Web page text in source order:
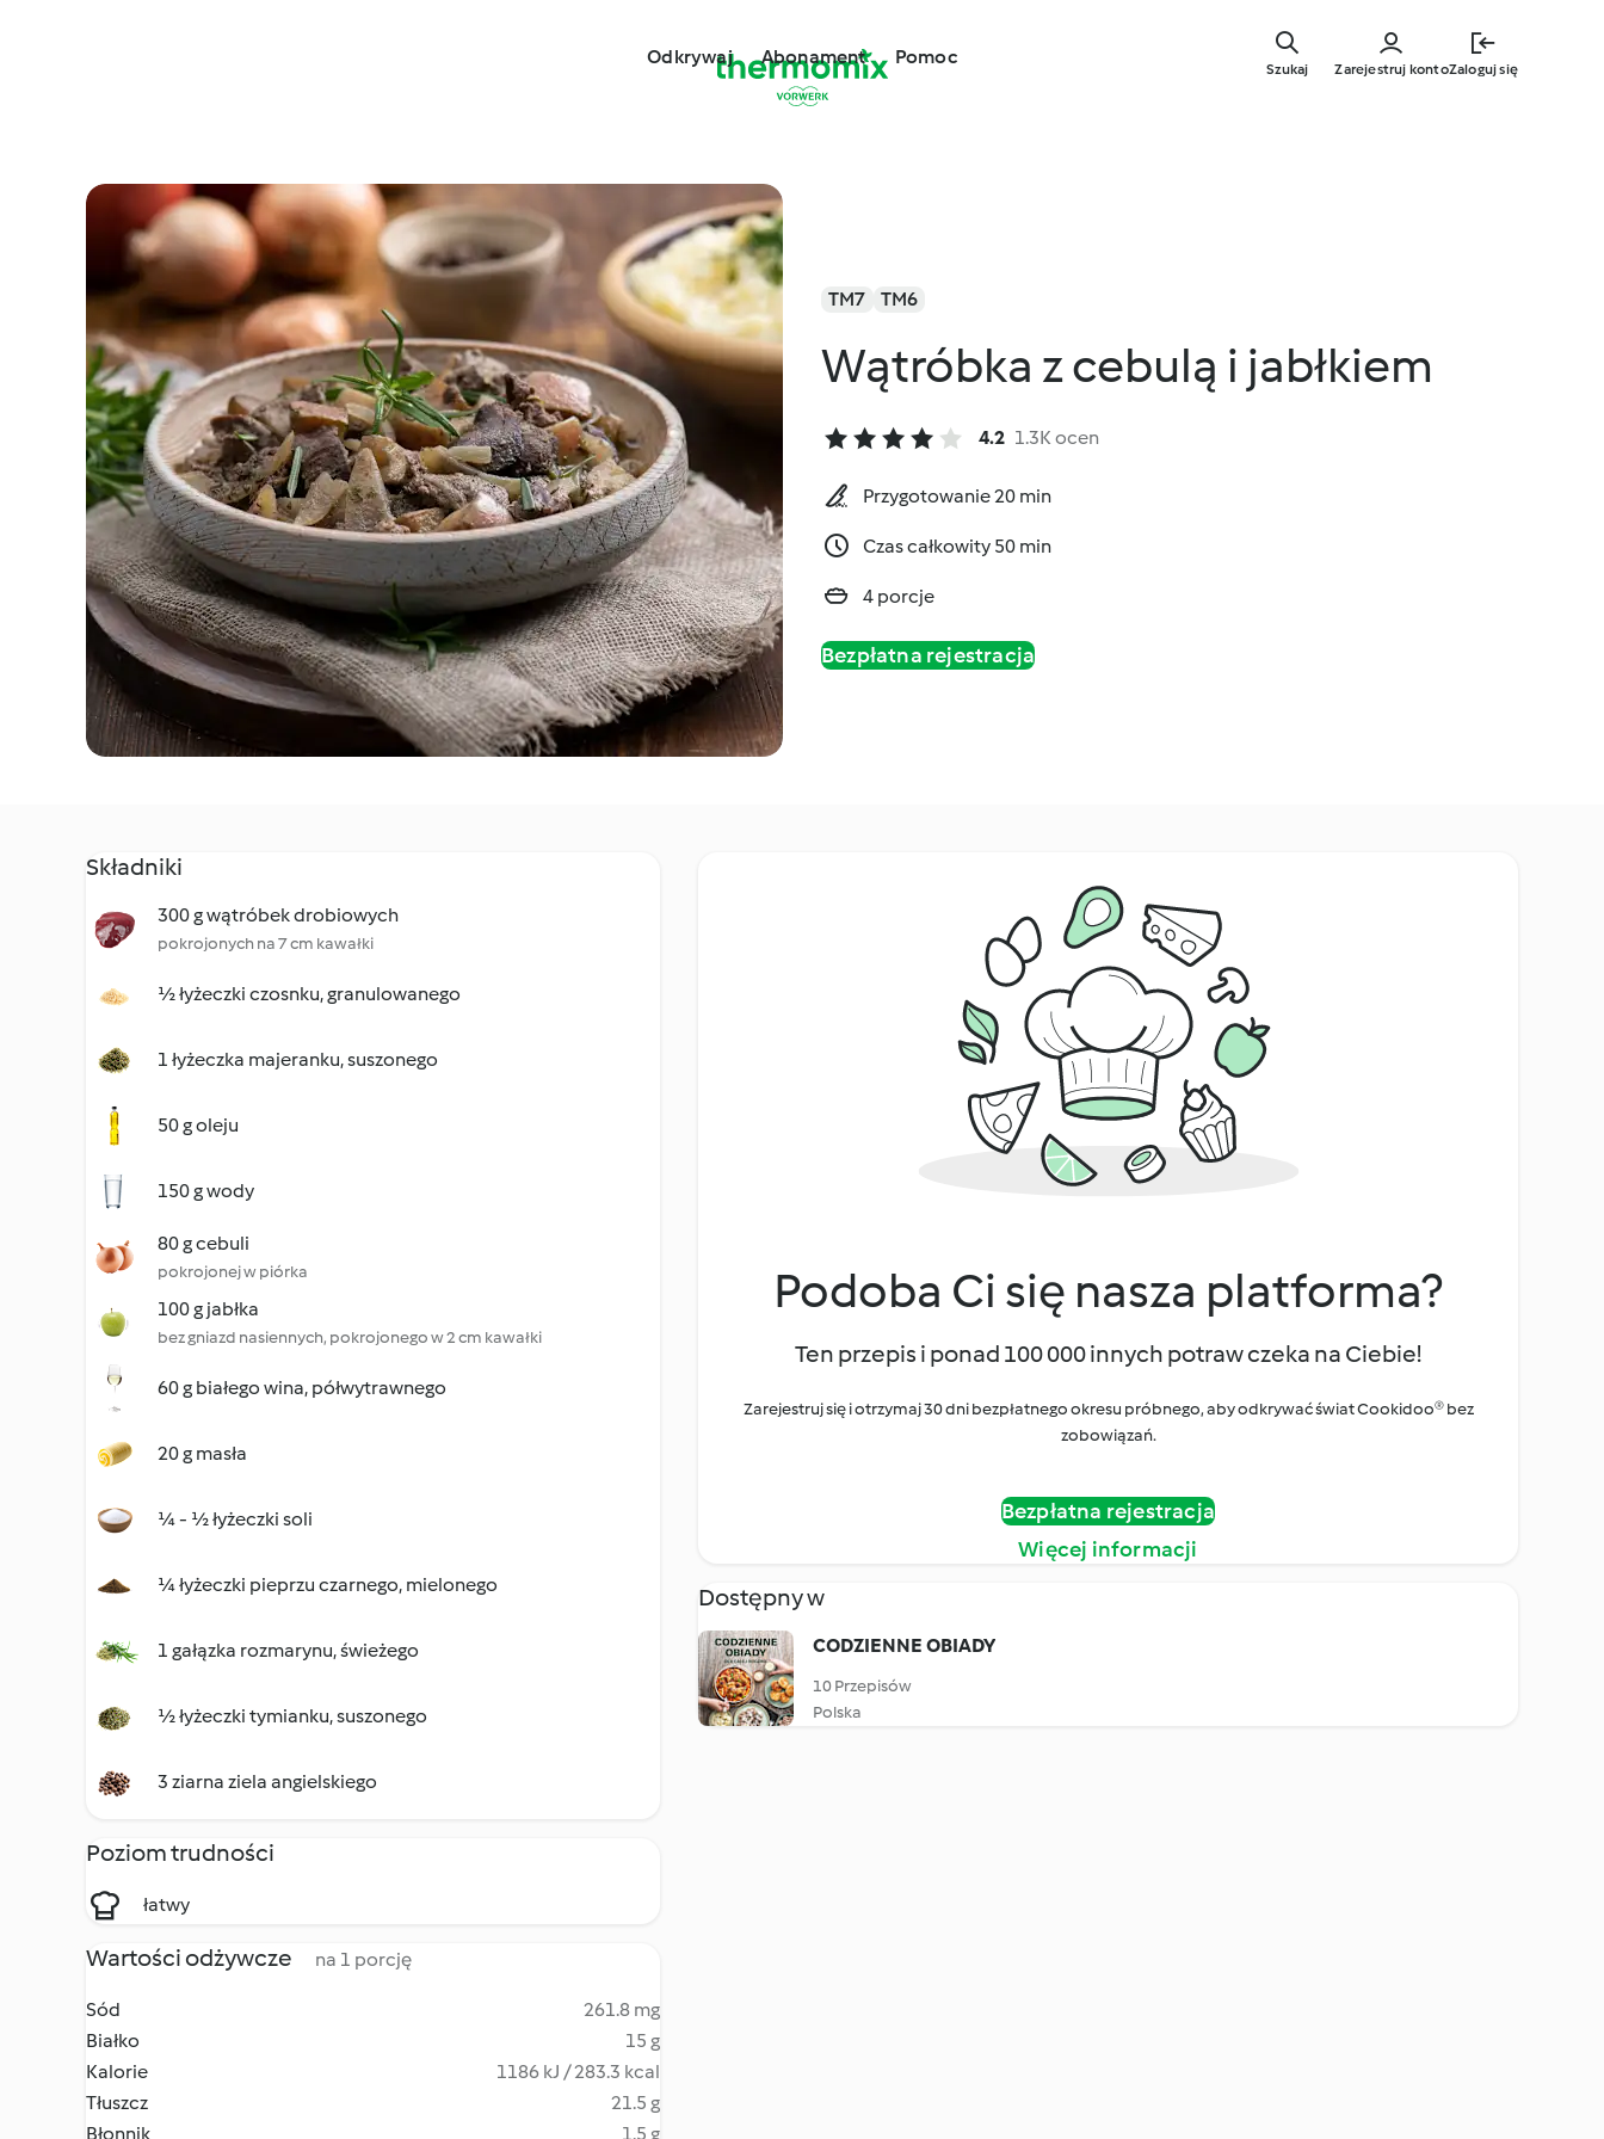
głównej
Odkrywaj Abonament Pomoc
Zarejestruj kontoZaloguj się
Szukaj
TM7 TM6
Wątróbka z cebulą i jabłkiem
4.2 1.3K ocen
Przygotowanie 20 min
Czas całkowity 50 min
4 porcje
Bezpłatna rejestracja
Składniki
300 g wątróbek drobiowych
pokrojonych na 7 cm kawałki
½ łyżeczki czosnku, granulowanego
1 łyżeczka majeranku, suszonego
50 g oleju
150 g wody
80 g cebuli
pokrojonej w piórka
100 g jabłka
bez gniazd nasiennych, pokrojonego w 2 cm kawałki
60 g białego wina, półwytrawnego
20 g masła
¼ - ½ łyżeczki soli
¼ łyżeczki pieprzu czarnego, mielonego
1 gałązka rozmarynu, świeżego
½ łyżeczki tymianku, suszonego
3 ziarna ziela angielskiego
Poziom trudności
łatwy
Wartości odżywcze na 1 porcję
Sód
261.8 mg
Białko
15 g
Kalorie
1186 kJ / 283.3 kcal
Tłuszcz
21.5 g
Błonnik
1.5 g
Podoba Ci się nasza platforma?
Ten przepis i ponad 100 000 innych potraw czeka na Ciebie!
Zarejestruj się i otrzymaj 30 dni bezpłatnego okresu próbnego, aby odkrywać świat Cookidoo® bez
zobowiązań.
Bezpłatna rejestracja
Więcej informacji
Dostępny w
CODZIENNE OBIADY
10 Przepisów
Polska